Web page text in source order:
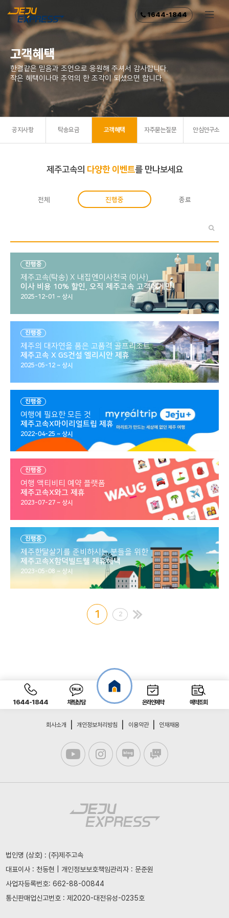
1644-1844
고객혜택
한결같은 믿음과 조언으로 응원해 주셔서 감사합니다.
작은 혜택이나마 추억의 한 조각이 되셨으면 합니다.
공지사항 탁송요금 고객혜택 자주묻는질문 안심연구소
제주고속의 다양한 이벤트를 만나보세요
전체 진행중 종료
진행중
제주고속(탁송) X 내집엔이사천국 (이사)
이사 비용 10% 할인, 오직 제주고속 고객에게만!
2025-12-01 ~ 상시
진행중
제주의 대자연을 품은 고품격 골프리조트
제주고속 X GS건설 엘리시안 제휴
2025-05-12 ~ 상시
진행중
여행에 필요한 모든 것
제주고속X마이리얼트립 제휴
2022-04-25 ~ 상시
진행중
여행 액티비티 예약 플랫폼
제주고속X와그 제휴
2023-07-27 ~ 상시
진행중
제주한달살기를 준비하시는 분들을 위한
제주고속X함덕빌드웰 제휴혜택
2023-05-08 ~ 상시
1 2
1644-1844 채팅상담 온라인예약 예약조회
회사소개 개인정보처리방침 이용약관 인재채용
법인명 (상호) : (주)제주고속
대표이사 : 천동현 | 개인정보보호책임관리자 : 문준원
사업자등록번호: 662-88-00844
통신판매업신고번호 : 제2020-대전유성-0235호